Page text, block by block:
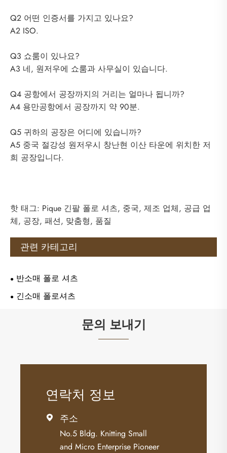
Q2 어떤 인증서를 가지고 있나요?
A2 ISO.
Q3 쇼룸이 있나요?
A3 네, 원저우에 쇼룸과 사무실이 있습니다.
Q4 공항에서 공장까지의 거리는 얼마나 됩니까?
A4 용만공항에서 공장까지 약 90분.
Q5 귀하의 공장은 어디에 있습니까?
A5 중국 절강성 원저우시 창난현 이산 타운에 위치한 저
희 공장입니다.
핫 태그: Pique 긴팔 폴로 셔츠, 중국, 제조 업체, 공급 업
체, 공장, 패션, 맞춤형, 품질
관련 카테고리
반소매 폴로 셔츠
긴소매 폴로셔츠
문의 보내기
연락처 정보
 주소
No.5 Bldg. Knitting Small
and Micro Enterprise Pioneer